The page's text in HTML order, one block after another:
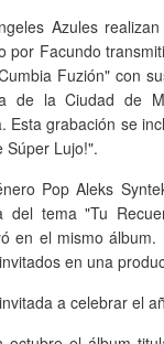
Azules
por Facundo
Fuzión" con
de la Ciudad de
Esta grabación se
Súper Lujo!".
Pop Aleks
del tema "Tu
en el mismo
en una
a celebrar el